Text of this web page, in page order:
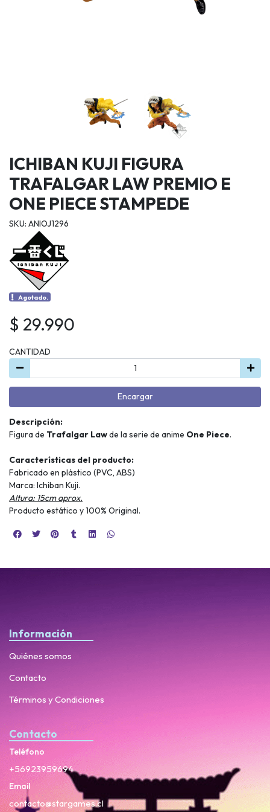
ICHIBAN KUJI FIGURA
TRAFALGAR LAW PREMIO E
ONE PIECE STAMPEDE
SKU: ANIOJ1296
Agotado.
$ 29.990
CANTIDAD
Encargar
Descripción:
Figura de Trafalgar Lawde la serie de anime One Piece.
Características del producto:
Fabricado en plástico (PVC, ABS)
Marca: Ichiban Kuji.
Altura: 15cm aprox.
Producto estático y 100% Original.
Información
Quiénes somos
Contacto
Términos y Condiciones
Contacto
Teléfono
+56923959694
Email
contacto@stargames.cl